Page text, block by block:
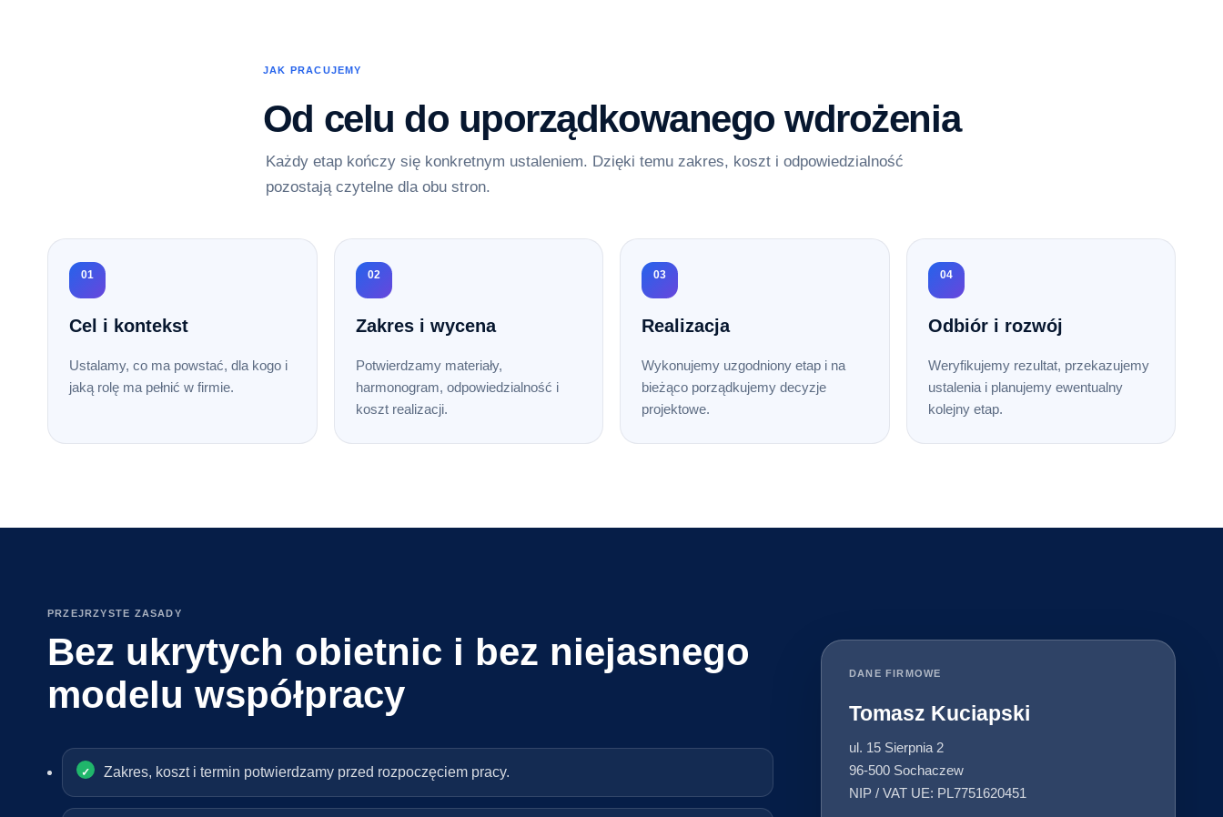
JAK PRACUJEMY
Od celu do uporządkowanego wdrożenia
Każdy etap kończy się konkretnym ustaleniem. Dzięki temu zakres, koszt i odpowiedzialność
pozostają czytelne dla obu stron.
01
Cel i kontekst
Ustalamy, co ma powstać, dla kogo i
jaką rolę ma pełnić w firmie.
02
Zakres i wycena
Potwierdzamy materiały,
harmonogram, odpowiedzialność i
koszt realizacji.
03
Realizacja
Wykonujemy uzgodniony etap i na
bieżąco porządkujemy decyzje
projektowe.
04
Odbiór i rozwój
Weryfikujemy rezultat, przekazujemy
ustalenia i planujemy ewentualny
kolejny etap.
PRZEJRZYSTE ZASADY
Bez ukrytych obietnic i bez niejasnego
modelu współpracy
Zakres, koszt i termin potwierdzamy przed rozpoczęciem pracy.
DANE FIRMOWE
Tomasz Kuciapski
ul. 15 Sierpnia 2
96-500 Sochaczew
NIP / VAT UE: PL7751620451